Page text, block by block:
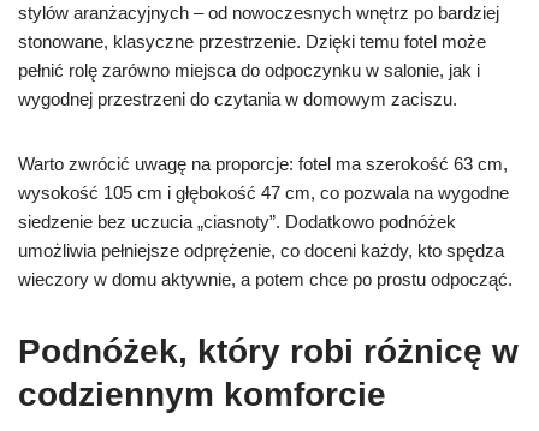
stylów aranżacyjnych – od nowoczesnych wnętrz po bardziej
stonowane, klasyczne przestrzenie. Dzięki temu fotel może
pełnić rolę zarówno miejsca do odpoczynku w salonie, jak i
wygodnej przestrzeni do czytania w domowym zaciszu.
Warto zwrócić uwagę na proporcje: fotel ma szerokość 63 cm,
wysokość 105 cm i głębokość 47 cm, co pozwala na wygodne
siedzenie bez uczucia „ciasnoty”. Dodatkowo podnóżek
umożliwia pełniejsze odprężenie, co doceni każdy, kto spędza
wieczory w domu aktywnie, a potem chce po prostu odpocząć.
Podnóżek, który robi różnicę w
codziennym komforcie